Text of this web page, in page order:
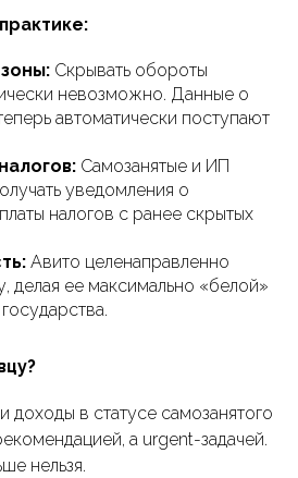
Скрывать обороты
невозможно. Данные о
автоматически поступают
Самозанятые и ИП
уведомления о
налогов с ранее скрытых
Авито целенаправленно
делая ее максимально «белой»
доходы в статусе самозанятого
а urgent-задачей.
нельзя.